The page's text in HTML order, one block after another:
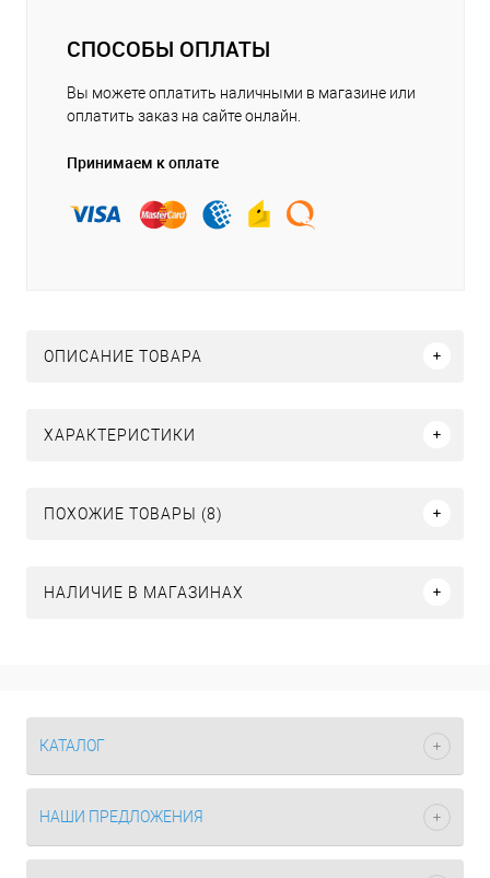
СПОСОБЫ ОПЛАТЫ
Вы можете оплатить наличными в магазине или
оплатить заказ на сайте онлайн.
Принимаем к оплате
ОПИСАНИЕ ТОВАРА
ХАРАКТЕРИСТИКИ
ПОХОЖИЕ ТОВАРЫ (8)
НАЛИЧИЕ В МАГАЗИНАХ
КАТАЛОГ
НАШИ ПРЕДЛОЖЕНИЯ